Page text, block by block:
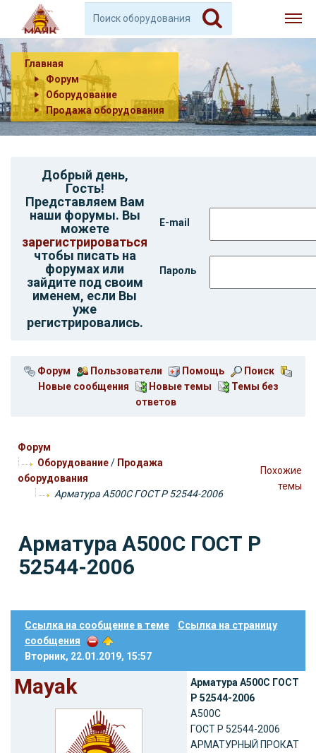
Главная
Форум
Оборудование
Продажа оборудования
Добрый день,
Гость!
Представляем Вам
наши форумы. Вы
можете
зарегистрироваться
чтобы писать на
форумах или
зайдите под своим
именем, если Вы
уже
регистрировались.
E-mail
Пароль
Форум Пользователи Помощь
Поиск
Новые сообщения
Новые темы
Темы без
ответов
Форум
Оборудование/ Продажа
оборудования
Арматура A500C ГОСТ Р 52544-2006
Похожие
темы
Арматура A500C ГОСТ Р
52544-2006
Ссылка на сообщение в теме
Ссылка на страницу
сообщения
Вторник, 22.01.2019, 15:57
Mayak
Арматура A500C ГОСТ
Р 52544-2006
A500C
ГОСТ Р 52544-2006
АРМАТУРНЫЙ ПРОКАТ